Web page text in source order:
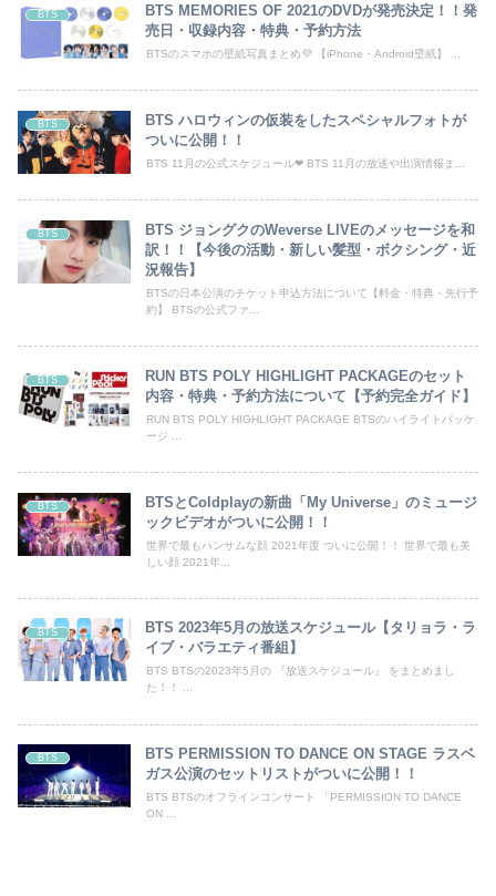
BTS
BTS MEMORIES OF 2021のDVDが発売決定！！発
売日・収録内容・特典・予約方法
BTSのスマホの壁紙写真まとめ💜 【iPhone・Android壁紙】 ...
BTS
BTS ハロウィンの仮装をしたスペシャルフォトが
ついに公開！！
BTS 11月の公式スケジュール❤︎ BTS 11月の放送や出演情報ま...
BTS
BTS ジョングクのWeverse LIVEのメッセージを和
訳！！【今後の活動・新しい髪型・ボクシング・近
況報告】
BTSの日本公演のチケット申込方法について【料金・特典・先行予
約】 BTSの公式ファ...
BTS
RUN BTS POLY HIGHLIGHT PACKAGEのセット
内容・特典・予約方法について【予約完全ガイド】
RUN BTS POLY HIGHLIGHT PACKAGE BTSのハイライトパッケ
ージ ...
BTS
BTSとColdplayの新曲「My Universe」のミュージ
ックビデオがついに公開！！
世界で最もハンサムな顔 2021年度 ついに公開！！ 世界で最も美
しい顔 2021年...
BTS
BTS 2023年5月の放送スケジュール【タリョラ・ラ
イブ・バラエティ番組】
BTS BTSの2023年5月の 『放送スケジュール』 をまとめまし
た！！ ...
BTS
BTS PERMISSION TO DANCE ON STAGE ラスベ
ガス公演のセットリストがついに公開！！
BTS BTSのオフラインコンサート 「PERMISSION TO DANCE
ON ...